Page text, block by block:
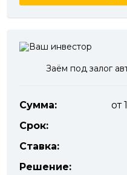
Заём под залог
Сумма:
от
Срок:
Ставка:
Решение: